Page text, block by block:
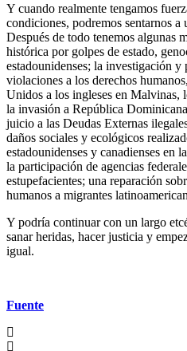
Y cuando realmente tengamos
condiciones, podremos sentarnos
Después de todo tenemos algunas
histórica por golpes de estado,
estadounidenses; la investigación y
violaciones a los derechos
Unidos a los ingleses en Malvinas,
la invasión a República
juicio a las Deudas Externas
daños sociales y ecológicos
estadounidenses y canadienses en
la participación de agencias
estupefacientes; una reparación
humanos a migrantes
Y podría continuar con un largo
sanar heridas, hacer justicia y
igual.
Fuente